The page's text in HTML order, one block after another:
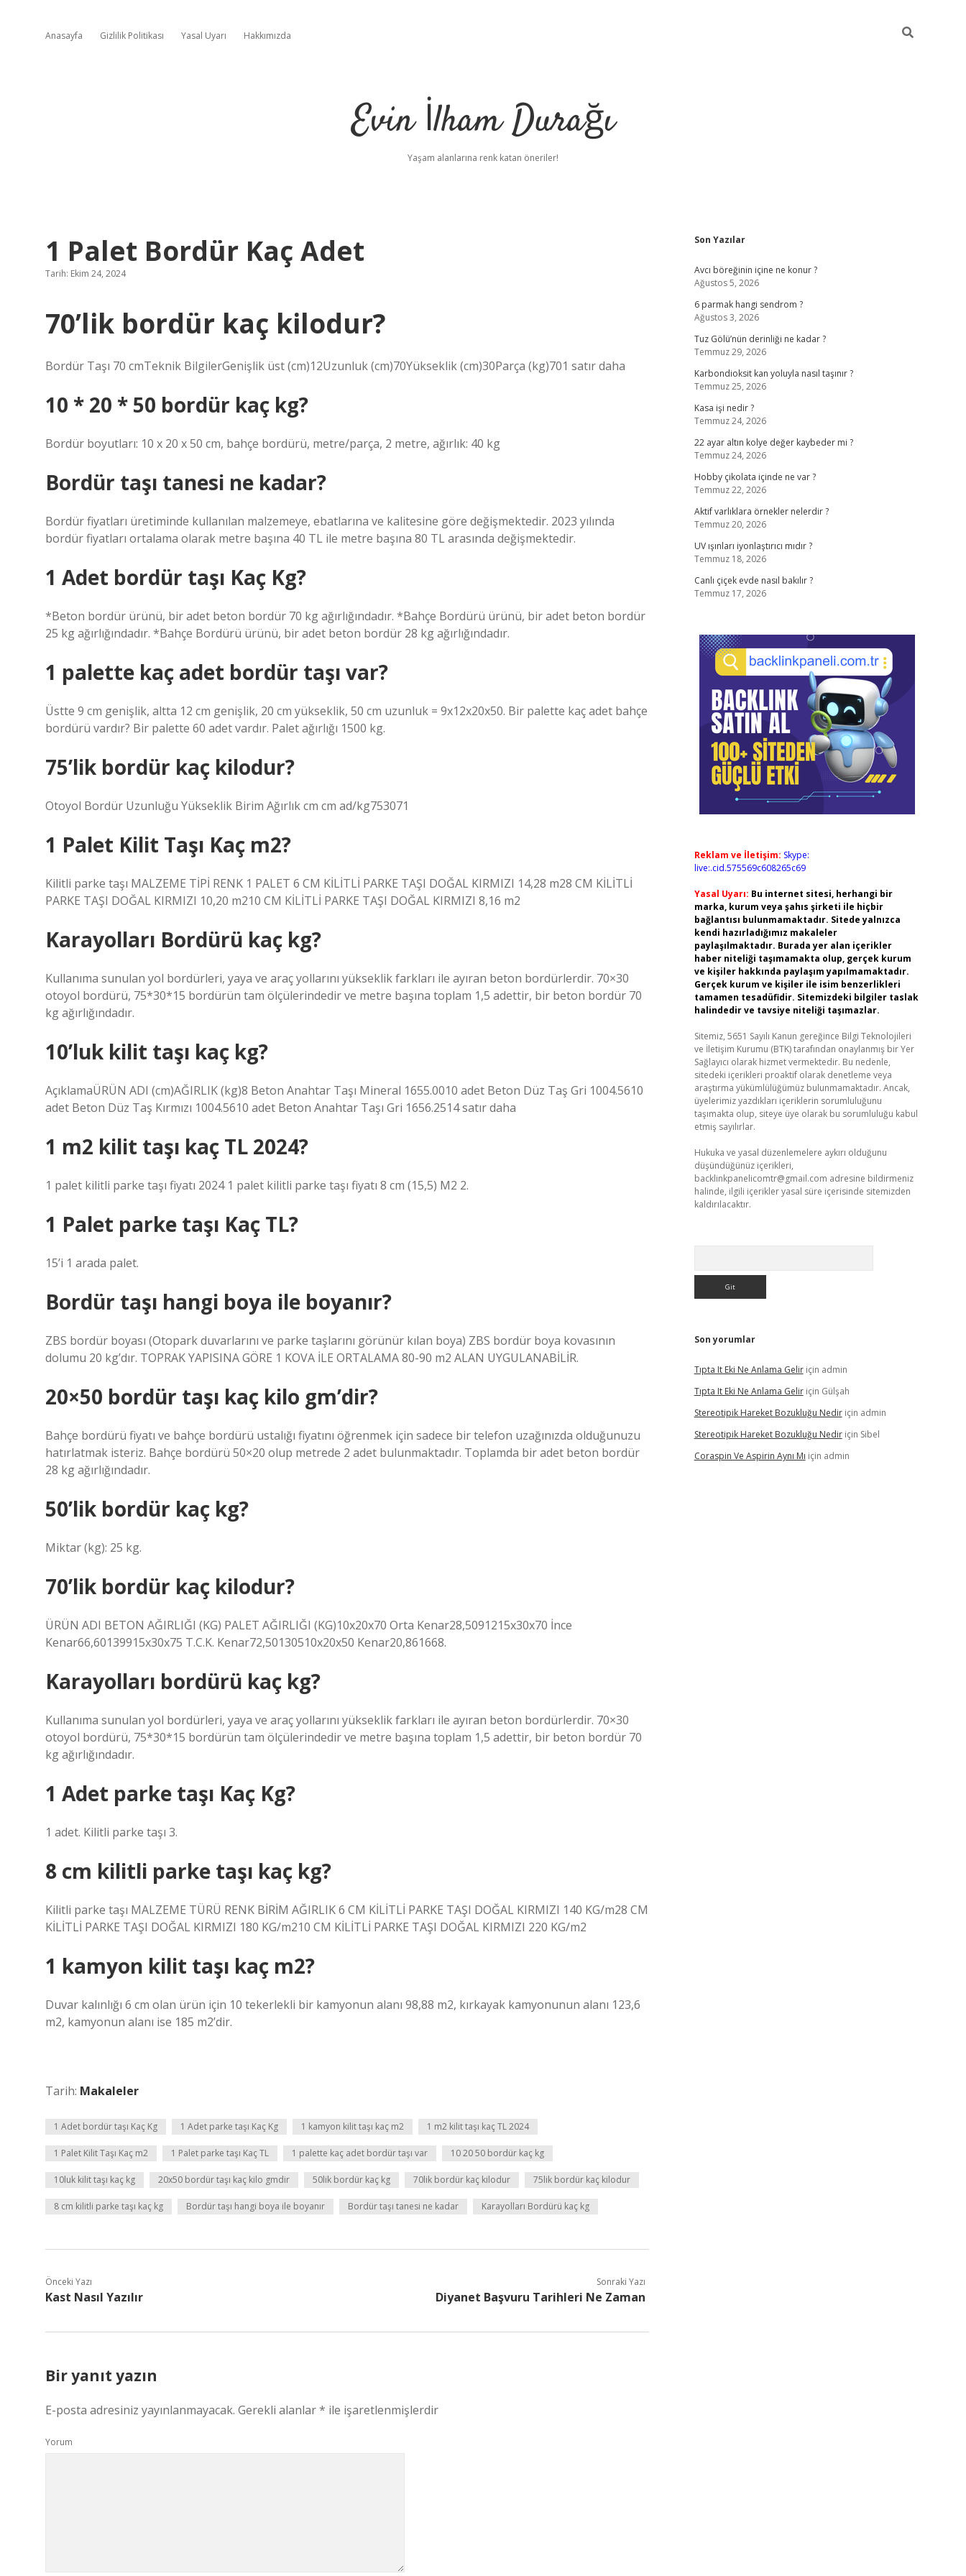
Anasayfa Gizlilik Politikası Yasal Uyarı Hakkımızda
Evin İlham Durağı
Yaşam alanlarına renk katan öneriler!
1 Palet Bordür Kaç Adet
Tarih: Ekim 24, 2024
70’lik bordür kaç kilodur?
Bordür Taşı 70 cmTeknik BilgilerGenişlik üst (cm)12Uzunluk (cm)70Yükseklik (cm)30Parça (kg)701 satır daha
10 * 20 * 50 bordür kaç kg?
Bordür boyutları: 10 x 20 x 50 cm, bahçe bordürü, metre/parça, 2 metre, ağırlık: 40 kg
Bordür taşı tanesi ne kadar?
Bordür fiyatları üretiminde kullanılan malzemeye, ebatlarına ve kalitesine göre değişmektedir. 2023 yılında
bordür fiyatları ortalama olarak metre başına 40 TL ile metre başına 80 TL arasında değişmektedir.
1 Adet bordür taşı Kaç Kg?
*Beton bordür ürünü, bir adet beton bordür 70 kg ağırlığındadır. *Bahçe Bordürü ürünü, bir adet beton bordür
25 kg ağırlığındadır. *Bahçe Bordürü ürünü, bir adet beton bordür 28 kg ağırlığındadır.
1 palette kaç adet bordür taşı var?
Üstte 9 cm genişlik, altta 12 cm genişlik, 20 cm yükseklik, 50 cm uzunluk = 9x12x20x50. Bir palette kaç adet bahçe
bordürü vardır? Bir palette 60 adet vardır. Palet ağırlığı 1500 kg.
75’lik bordür kaç kilodur?
Otoyol Bordür Uzunluğu Yükseklik Birim Ağırlık cm cm ad/kg753071
1 Palet Kilit Taşı Kaç m2?
Kilitli parke taşı MALZEME TİPİ RENK 1 PALET 6 CM KİLİTLİ PARKE TAŞI DOĞAL KIRMIZI 14,28 m28 CM KİLİTLİ
PARKE TAŞI DOĞAL KIRMIZI 10,20 m210 CM KİLİTLİ PARKE TAŞI DOĞAL KIRMIZI 8,16 m2
Karayolları Bordürü kaç kg?
Kullanıma sunulan yol bordürleri, yaya ve araç yollarını yükseklik farkları ile ayıran beton bordürlerdir. 70×30
otoyol bordürü, 75*30*15 bordürün tam ölçülerindedir ve metre başına toplam 1,5 adettir, bir beton bordür 70
kg ağırlığındadır.
10’luk kilit taşı kaç kg?
AçıklamaÜRÜN ADI (cm)AĞIRLIK (kg)8 Beton Anahtar Taşı Mineral 1655.0010 adet Beton Düz Taş Gri 1004.5610
adet Beton Düz Taş Kırmızı 1004.5610 adet Beton Anahtar Taşı Gri 1656.2514 satır daha
1 m2 kilit taşı kaç TL 2024?
1 palet kilitli parke taşı fiyatı 2024 1 palet kilitli parke taşı fiyatı 8 cm (15,5) M2 2.
1 Palet parke taşı Kaç TL?
15’i 1 arada palet.
Bordür taşı hangi boya ile boyanır?
ZBS bordür boyası (Otopark duvarlarını ve parke taşlarını görünür kılan boya) ZBS bordür boya kovasının
dolumu 20 kg’dır. TOPRAK YAPISINA GÖRE 1 KOVA İLE ORTALAMA 80-90 m2 ALAN UYGULANABİLİR.
20×50 bordür taşı kaç kilo gm’dir?
Bahçe bordürü fiyatı ve bahçe bordürü ustalığı fiyatını öğrenmek için sadece bir telefon uzağınızda olduğunuzu
hatırlatmak isteriz. Bahçe bordürü 50×20 olup metrede 2 adet bulunmaktadır. Toplamda bir adet beton bordür
28 kg ağırlığındadır.
50’lik bordür kaç kg?
Miktar (kg): 25 kg.
70’lik bordür kaç kilodur?
ÜRÜN ADI BETON AĞIRLIĞI (KG) PALET AĞIRLIĞI (KG)10x20x70 Orta Kenar28,5091215x30x70 İnce
Kenar66,60139915x30x75 T.C.K. Kenar72,50130510x20x50 Kenar20,861668.
Karayolları bordürü kaç kg?
Kullanıma sunulan yol bordürleri, yaya ve araç yollarını yükseklik farkları ile ayıran beton bordürlerdir. 70×30
otoyol bordürü, 75*30*15 bordürün tam ölçülerindedir ve metre başına toplam 1,5 adettir, bir beton bordür 70
kg ağırlığındadır.
1 Adet parke taşı Kaç Kg?
1 adet. Kilitli parke taşı 3.
8 cm kilitli parke taşı kaç kg?
Kilitli parke taşı MALZEME TÜRÜ RENK BİRİM AĞIRLIK 6 CM KİLİTLİ PARKE TAŞI DOĞAL KIRMIZI 140 KG/m28 CM
KİLİTLİ PARKE TAŞI DOĞAL KIRMIZI 180 KG/m210 CM KİLİTLİ PARKE TAŞI DOĞAL KIRMIZI 220 KG/m2
1 kamyon kilit taşı kaç m2?
Duvar kalınlığı 6 cm olan ürün için 10 tekerlekli bir kamyonun alanı 98,88 m2, kırkayak kamyonunun alanı 123,6
m2, kamyonun alanı ise 185 m2’dir.
Tarih: Makaleler
1 Adet bordür taşı Kaç Kg 1 Adet parke taşı Kaç Kg 1 kamyon kilit taşı kaç m2 1 m2 kilit taşı kaç TL 2024
1 Palet Kilit Taşı Kaç m2 1 Palet parke taşı Kaç TL 1 palette kaç adet bordür taşı var 10 20 50 bordür kaç kg
10luk kilit taşı kaç kg 20x50 bordür taşı kaç kilo gmdir 50lik bordür kaç kg 70lik bordür kaç kilodur 75lik bordür kaç kilodur
8 cm kilitli parke taşı kaç kg Bordür taşı hangi boya ile boyanır Bordür taşı tanesi ne kadar Karayolları Bordürü kaç kg
Önceki Yazı
Kast Nasıl Yazılır
Sonraki Yazı
Diyanet Başvuru Tarihleri Ne Zaman
Bir yanıt yazın
E-posta adresiniz yayınlanmayacak. Gerekli alanlar* ile işaretlenmişlerdir
Yorum
Sidebar
Son Yazılar
Avcı böreğinin içine ne konur ?
Ağustos 5, 2026
6 parmak hangi sendrom ?
Ağustos 3, 2026
Tuz Gölü’nün derinliği ne kadar ?
Temmuz 29, 2026
Karbondioksit kan yoluyla nasıl taşınır ?
Temmuz 25, 2026
Kasa işi nedir ?
Temmuz 24, 2026
22 ayar altın kolye değer kaybeder mi ?
Temmuz 24, 2026
Hobby çikolata içinde ne var ?
Temmuz 22, 2026
Aktif varlıklara örnekler nelerdir ?
Temmuz 20, 2026
UV ışınları iyonlaştırıcı mıdır ?
Temmuz 18, 2026
Canlı çiçek evde nasıl bakılır ?
Temmuz 17, 2026
Reklam ve İletişim: Skype:
live:.cid.575569c608265c69
Yasal Uyarı: Bu internet sitesi, herhangi bir
marka, kurum veya şahıs şirketi ile hiçbir
bağlantısı bulunmamaktadır. Sitede yalnızca
kendi hazırladığımız makaleler
paylaşılmaktadır. Burada yer alan içerikler
haber niteliği taşımamakta olup, gerçek kurum
ve kişiler hakkında paylaşım yapılmamaktadır.
Gerçek kurum ve kişiler ile isim benzerlikleri
tamamen tesadüfidir. Sitemizdeki bilgiler taslak
halindedir ve tavsiye niteliği taşımazlar.
Sitemiz, 5651 Sayılı Kanun gereğince Bilgi Teknolojileri
ve İletişim Kurumu (BTK) tarafından onaylanmış bir Yer
Sağlayıcı olarak hizmet vermektedir. Bu nedenle,
sitedeki içerikleri proaktif olarak denetleme veya
araştırma yükümlülüğümüz bulunmamaktadır. Ancak,
üyelerimiz yazdıkları içeriklerin sorumluluğunu
taşımakta olup, siteye üye olarak bu sorumluluğu kabul
etmiş sayılırlar.
Hukuka ve yasal düzenlemelere aykırı olduğunu
düşündüğünüz içerikleri,
backlinkpanelicomtr@gmail.com adresine bildirmeniz
halinde, ilgili içerikler yasal süre içerisinde sitemizden
kaldırılacaktır.
Son yorumlar
Tıpta It Eki Ne Anlama Geliriçin admin
Tıpta It Eki Ne Anlama Geliriçin Gülşah
Stereotipik Hareket Bozukluğu Nediriçin admin
Stereotipik Hareket Bozukluğu Nediriçin Sibel
Coraspin Ve Aspirin Aynı Mı için admin